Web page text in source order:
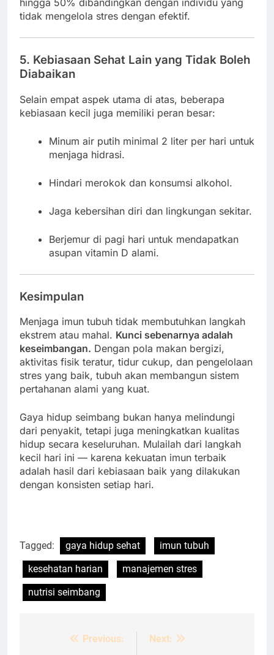
hingga 50% dibandingkan dengan individu yang
tidak mengelola stres dengan efektif.
5. Kebiasaan Sehat Lain yang Tidak Boleh
Diabaikan
Selain empat aspek utama di atas, beberapa
kebiasaan kecil juga memiliki peran besar:
Minum air putih minimal 2 liter per hari untuk
menjaga hidrasi.
Hindari merokok dan konsumsi alkohol.
Jaga kebersihan diri dan lingkungan sekitar.
Berjemur di pagi hari untuk mendapatkan
asupan vitamin D alami.
Kesimpulan
Menjaga imun tubuh tidak membutuhkan langkah
ekstrem atau mahal. Kunci sebenarnya adalah
keseimbangan. Dengan pola makan bergizi,
aktivitas fisik teratur, tidur cukup, dan pengelolaan
stres yang baik, tubuh akan membangun sistem
pertahanan alami yang kuat.
Gaya hidup seimbang bukan hanya melindungi
dari penyakit, tetapi juga meningkatkan kualitas
hidup secara keseluruhan. Mulailah dari langkah
kecil hari ini — karena kekuatan imun terbaik
adalah hasil dari kebiasaan baik yang dilakukan
dengan konsisten setiap hari.
Tagged: gaya hidup sehat
imun tubuh
kesehatan harian
manajemen stres
nutrisi seimbang
Previous:
Next: